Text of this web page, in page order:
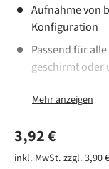
Aufnahme von
Konfiguration
Passend für
geschirmt oder
für einfache
Ideal für
geeignet mit
Normaler Preis
3,92 €
inkl. MwSt. zzgl. 3,90 €